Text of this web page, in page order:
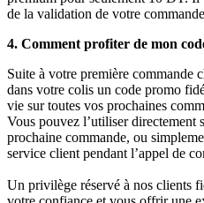
de la validation de votre
4. Comment profiter de mon
Suite à votre première commande
dans votre colis un code promo
vie sur toutes vos prochaines
Vous pouvez l’utiliser directement
prochaine commande, ou
service client pendant l’appel de
Un privilège réservé à nos clients